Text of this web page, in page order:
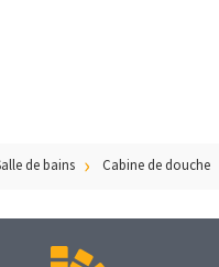
de bains Cabine de douche